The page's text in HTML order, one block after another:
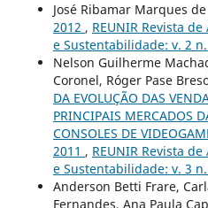
José Ribamar Marques
2012 , REUNIR Revista
e Sustentabilidade: v. 2 n.
Nelson Guilherme
Coronel, Róger Pase
DA EVOLUÇÃO DAS
PRINCIPAIS MERCADOS
CONSOLES DE
2011 , REUNIR Revista
e Sustentabilidade: v. 3 n.
Anderson Betti Frare,
Fernandes, Ana Paula